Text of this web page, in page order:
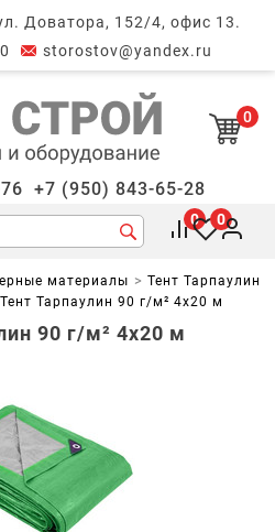
Доватора, 152/4, офис 13.
storostov@yandex.ru
0
+7 (950) 843-65-28
0 0
материалы
Тент Тарпаулин
Тент Тарпаулин 90 г/м² 4х20 м
90 г/м² 4х20 м